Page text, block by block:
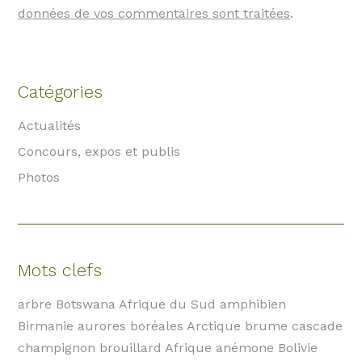
données de vos commentaires sont traitées.
Catégories
Actualités
Concours, expos et publis
Photos
Mots clefs
arbre Botswana Afrique du Sud amphibien
Birmanie aurores boréales Arctique brume cascade
champignon brouillard Afrique anémone Bolivie